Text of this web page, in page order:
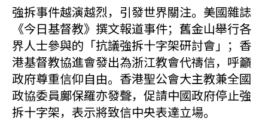
強拆事件越演越烈，引發世界關注。美國雜誌
《今日基督教》撰文報道事件；舊金山舉行各
界人士參與的「抗議強拆十字架研討會」；香
港基督教協進會發出為浙江教會代禱信，呼籲
政府尊重信仰自由。香港聖公會大主教兼全國
政協委員鄺保羅亦發聲，促請中國政府停止強
拆十字架，表示將致信中央表達立場。